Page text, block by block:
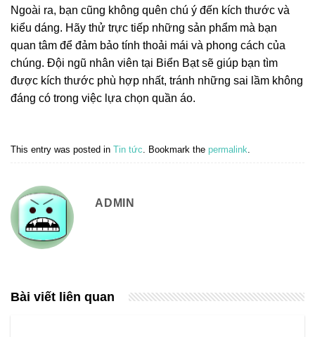
Ngoài ra, bạn cũng không quên chú ý đến kích thước và
kiểu dáng. Hãy thử trực tiếp những sản phẩm mà bạn
quan tâm để đảm bảo tính thoải mái và phong cách của
chúng. Đội ngũ nhân viên tại Biển Bạt sẽ giúp bạn tìm
được kích thước phù hợp nhất, tránh những sai lầm không
đáng có trong việc lựa chọn quần áo.
This entry was posted in Tin tức. Bookmark the permalink.
ADMIN
Bài viết liên quan